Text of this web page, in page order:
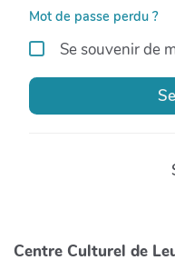
Mot de passe perdu ?
Se souvenir de
Centre Culturel de